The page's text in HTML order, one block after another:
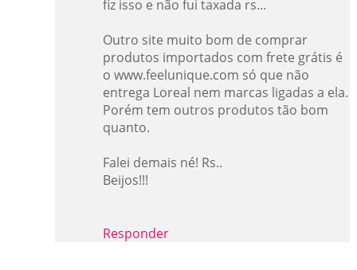
fiz isso e não fui taxada rs...
Outro site muito bom de comprar
produtos importados com frete grátis é
o www.feelunique.com só que não
entrega Loreal nem marcas ligadas a ela.
Porém tem outros produtos tão bom
quanto.
Falei demais né! Rs..
Beijos!!!
Responder